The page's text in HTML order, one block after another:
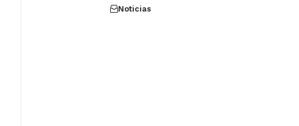
Noticias